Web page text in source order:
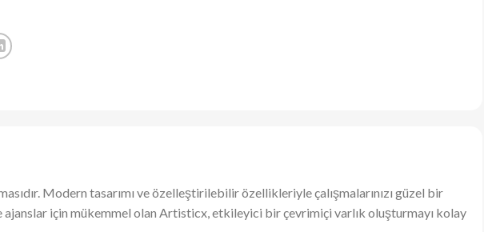
Modern tasarımı ve özelleştirilebilir özellikleriyle çalışmalarınızı güzel bir
için mükemmel olan Artisticx, etkileyici bir çevrimiçi varlık oluşturmayı kolay